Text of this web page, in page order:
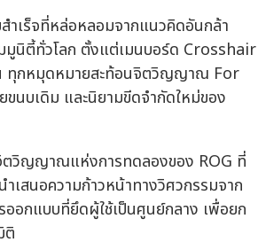
ำเร็จที่หล่อหลอมจากแนวคิดอันกล้า
มูนิตี้ทั่วโลก ตั้งแต่เมนบอร์ด Crosshair
ทุกหมุดหมายสะท้อนจิตวิญญาณ For
นบเดิม และนิยามขีดจำกัดใหม่ของ
ตวิญญาณแห่งการทดลองของ ROG ที่
เสนอความก้าวหน้าทางวิศวกรรมจาก
ออกแบบที่ยึดผู้ใช้เป็นศูนย์กลาง เพื่อยก
ติ